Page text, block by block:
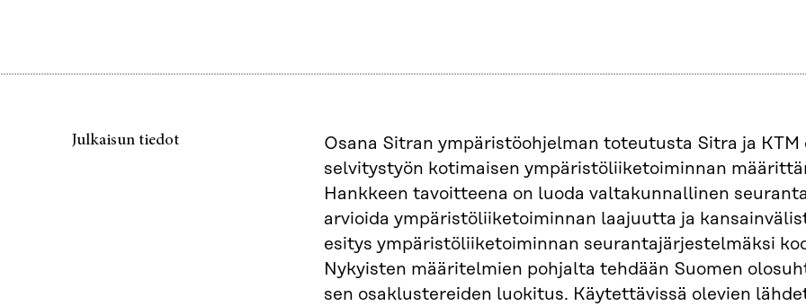
Julkaisun tiedot
Osana Sitran ympäristöohjelman toteutusta Sitra ja
selvitystyön kotimaisen ympäristöliiketoiminnan
Hankkeen tavoitteena on luoda valtakunnallinen
arvioida ympäristöliiketoiminnan laajuutta ja
esitys ympäristöliiketoiminnan seurantajärjestelmäksi
Nykyisten määritelmien pohjalta tehdään Suomen
sen osaklustereiden luokitus. Käytettävissä olevien